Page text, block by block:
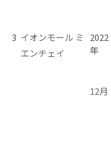
3 イオンモール ミ
エンチェイ
2022
年
12月